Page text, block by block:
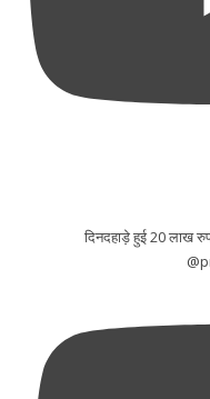
दिनदहाड़े हुई 20 लाख